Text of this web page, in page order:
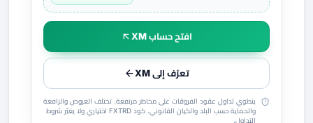
افتح حساب XM
تعرّف إلى XM
ينطوي تداول عقود الفروقات على مخاطر مرتفعة. تختلف العروض والرافعة
والحماية حسب البلد والكيان القانوني. كود FXTRD اختياري ولا يغيّر شروط
التداول.